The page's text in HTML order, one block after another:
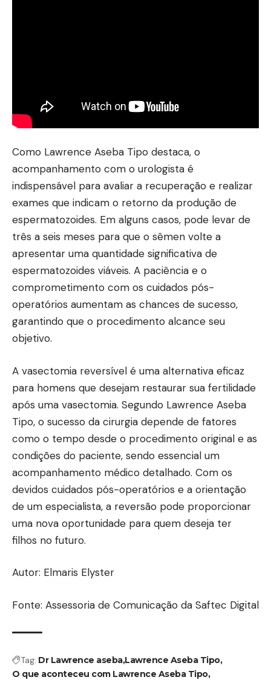
Como Lawrence Aseba Tipo destaca, o
acompanhamento com o urologista é
indispensável para avaliar a recuperação e realizar
exames que indicam o retorno da produção de
espermatozoides. Em alguns casos, pode levar de
três a seis meses para que o sêmen volte a
apresentar uma quantidade significativa de
espermatozoides viáveis. A paciência e o
comprometimento com os cuidados pós-
operatórios aumentam as chances de sucesso,
garantindo que o procedimento alcance seu
objetivo.
A vasectomia reversível é uma alternativa eficaz
para homens que desejam restaurar sua fertilidade
após uma vasectomia. Segundo Lawrence Aseba
Tipo, o sucesso da cirurgia depende de fatores
como o tempo desde o procedimento original e as
condições do paciente, sendo essencial um
acompanhamento médico detalhado. Com os
devidos cuidados pós-operatórios e a orientação
de um especialista, a reversão pode proporcionar
uma nova oportunidade para quem deseja ter
filhos no futuro.
Autor: Elmaris Elyster
Fonte: Assessoria de Comunicação da Saftec Digital
Tag: Dr Lawrence asebaLawrence Aseba Tipo
O que aconteceu com Lawrence Aseba Tipo